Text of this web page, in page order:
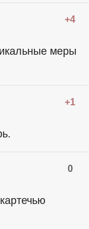
+4
меры
+1
0